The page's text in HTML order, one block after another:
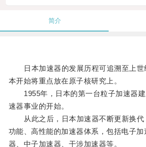
简介
日本加速器的发展历程可追溯至上世
本开始将重点放在原子核研究上。
1955年，日本的第一台粒子加速器建
速器事业的开始。
从此之后，日本加速器不断更新换代
功能、高性能的加速器体系，包括电子
器、中子加速器、干涉加速器等。